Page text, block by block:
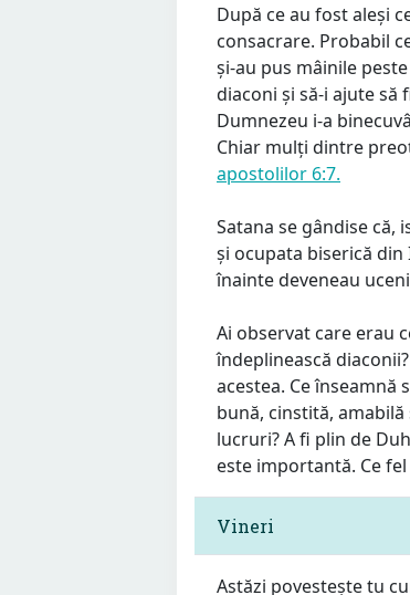
După ce au fost aleși
consacrare. Probabil
și-au pus mâinile
diaconi și să-i ajute
Dumnezeu i-a
Chiar mulți dintre
apostolilor 6:7.
Satana se gândise că,
și ocupata biserică din
înainte deveneau
Ai observat care erau
îndeplinească
acestea. Ce înseamnă
bună, cinstită,
lucruri? A fi plin de
este importantă. Ce
Vineri
Astăzi povestește tu